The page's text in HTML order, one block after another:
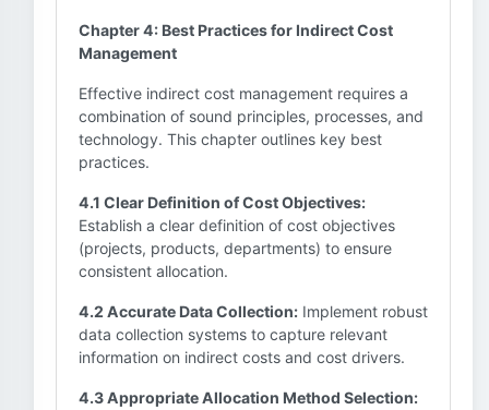
Chapter 4: Best Practices for Indirect Cost
Management
Effective indirect cost management requires a
combination of sound principles, processes, and
technology. This chapter outlines key best
practices.
4.1 Clear Definition of Cost Objectives:
Establish a clear definition of cost objectives
(projects, products, departments) to ensure
consistent allocation.
4.2 Accurate Data Collection: Implement robust
data collection systems to capture relevant
information on indirect costs and cost drivers.
4.3 Appropriate Allocation Method Selection: